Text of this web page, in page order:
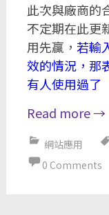
此次與廠商的
不定期在此更
用先贏， 若輸
效的情況，那
有人使用過了
Read more→
網站應用
0 Comments